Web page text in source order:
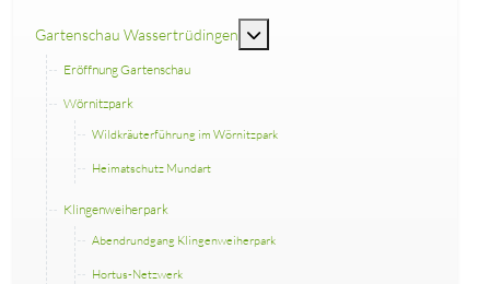
Gartenschau Wassertrüdingen
Eröffnung Gartenschau
Wörnitzpark
Wildkräuterführung im Wörnitzpark
Heimatschutz Mundart
Klingenweiherpark
Abendrundgang Klingenweiherpark
Hortus-Netzwerk